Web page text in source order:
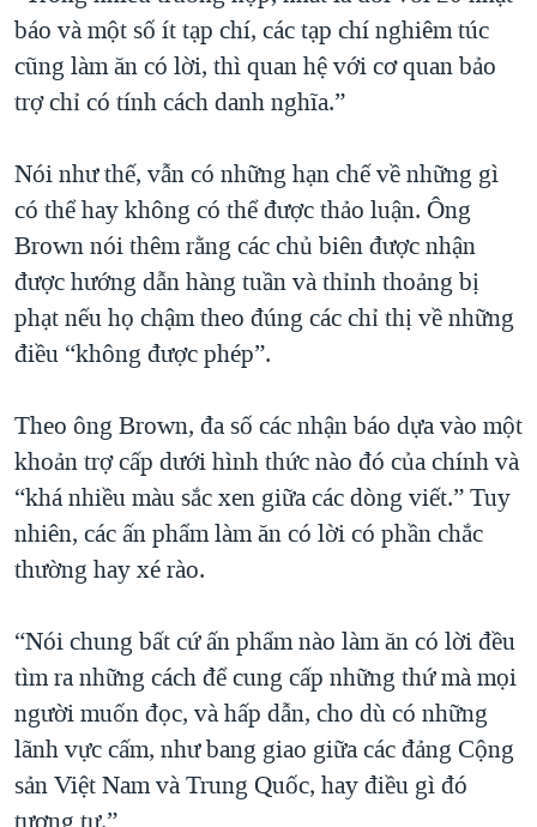
báo và một số ít tạp chí, các tạp chí nghiêm túc
cũng làm ăn có lời, thì quan hệ với cơ quan bảo
trợ chỉ có tính cách danh nghĩa.”
Nói như thế, vẫn có những hạn chế về những gì
có thể hay không có thể được thảo luận. Ông
Brown nói thêm rằng các chủ biên được nhận
được hướng dẫn hàng tuần và thỉnh thoảng bị
phạt nếu họ chậm theo đúng các chỉ thị về những
điều “không được phép”.
Theo ông Brown, đa số các nhận báo dựa vào một
khoản trợ cấp dưới hình thức nào đó của chính và
“khá nhiều màu sắc xen giữa các dòng viết.” Tuy
nhiên, các ấn phẩm làm ăn có lời có phần chắc
thường hay xé rào.
“Nói chung bất cứ ấn phẩm nào làm ăn có lời đều
tìm ra những cách để cung cấp những thứ mà mọi
người muốn đọc, và hấp dẫn, cho dù có những
lãnh vực cấm, như bang giao giữa các đảng Cộng
sản Việt Nam và Trung Quốc, hay điều gì đó